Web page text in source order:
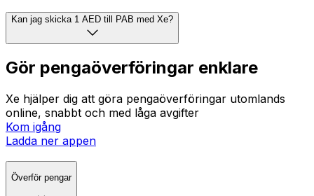
Kan jag skicka 1 AED till PAB med Xe?
Gör pengaöverföringar enklare
Xe hjälper dig att göra pengaöverföringar utomlands
online, snabbt och med låga avgifter
Kom igång
Ladda ner appen
Överför pengar